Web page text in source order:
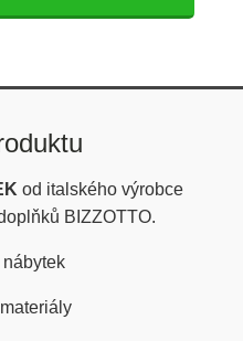
od italského výrobce
BIZZOTTO.
nábytek